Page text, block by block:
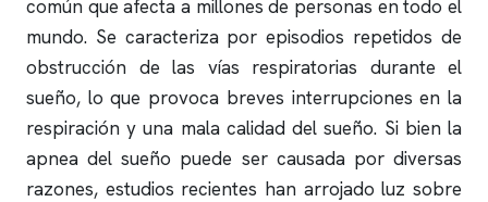
común que afecta a millones de personas en todo el
mundo. Se caracteriza por episodios repetidos de
obstrucción de las vías respiratorias durante el
sueño, lo que provoca breves interrupciones en la
respiración y una mala calidad del sueño. Si bien la
apnea del sueño puede ser causada por diversas
razones, estudios recientes han arrojado luz sobre